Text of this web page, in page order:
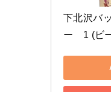
下北沢バ
ー　1 (ビ